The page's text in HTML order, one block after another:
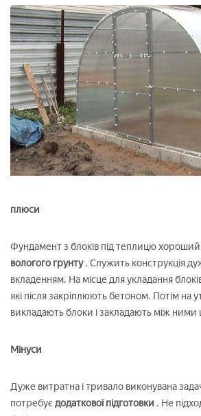
плюси
Фундамент з блоків під теплицю
вологого грунту. Служить конструкція
вкладенням. На місце для укладання
які після закріплюють бетоном. Потім на
викладають блоки і закладають між ними
Мінуси
Дуже витратна і тривало виконувана
потребує додаткової підготовки . Не